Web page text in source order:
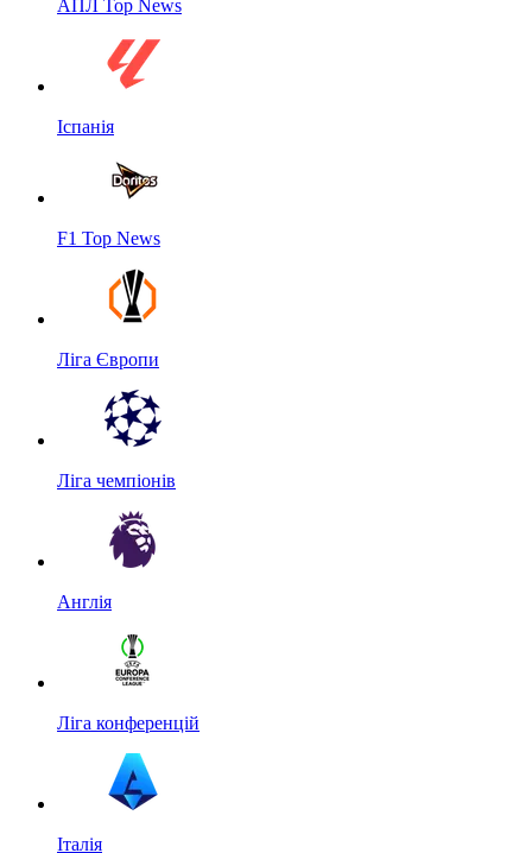
АПЛ Top News
Іспанія
F1 Top News
Ліга Європи
Ліга чемпіонів
Англія
Ліга конференцій
Італія